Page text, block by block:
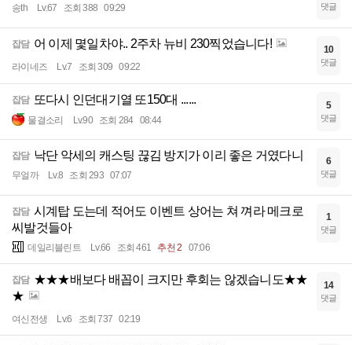
송th Lv.67 조회 388 09:29 댓글
잡담 어 이제 몇일차야.. 2주차 뉴비 230찍었습니다!
라이네즈 Lv.7 조회 309 09:22
10
댓글
잡담 또다시 인던대기열 또150대 ......
물결소리 Lv.90 조회 284 08:44
5
댓글
잡담 낙단 악세의 캐스팅 끊김 방지가 이리 좋은 거였다니
무얼까 Lv.8 조회 293 07:07
6
댓글
잡담 시계탑 도는데 적어도 이벤트 상어는 쳐 껴라 메크로
씨발것들아
데일리블린트 Lv.66 조회 461 추천 2 07:06
1
댓글
잡담 ★★★배보다 배꼽이 크지만 후회는 않겠습니도★★
★
여신전생 Lv.6 조회 737 02:19
14
댓글